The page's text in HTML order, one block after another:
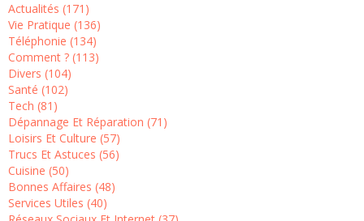
Actualités (171)
Vie Pratique (136)
Téléphonie (134)
Comment ? (113)
Divers (104)
Santé (102)
Tech (81)
Dépannage Et Réparation (71)
Loisirs Et Culture (57)
Trucs Et Astuces (56)
Cuisine (50)
Bonnes Affaires (48)
Services Utiles (40)